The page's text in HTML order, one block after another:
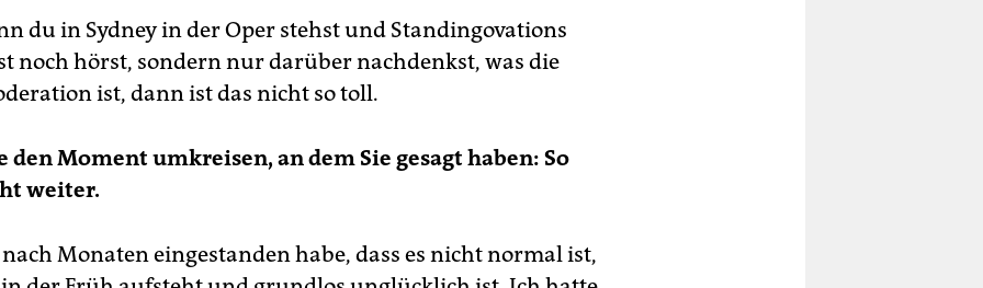
du in Sydney in der Oper stehst und Standingovations
noch hörst, sondern nur darüber nachdenkst, was die
ist, dann ist das nicht so toll.
den Moment umkreisen, an dem Sie gesagt haben: So
weiter.
Monaten eingestanden habe, dass es nicht normal ist,